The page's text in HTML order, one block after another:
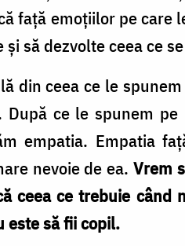
față emoțiilor pe care
să dezvolte ceea ce
din ceea ce le
ce le spunem
empatia. Empatia
nevoie de ea. Vrem
ceea ce trebuie când
este să fii copil.